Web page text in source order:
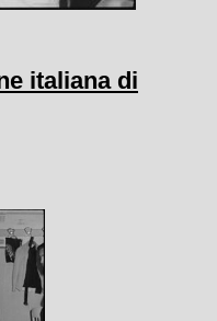
italiana di